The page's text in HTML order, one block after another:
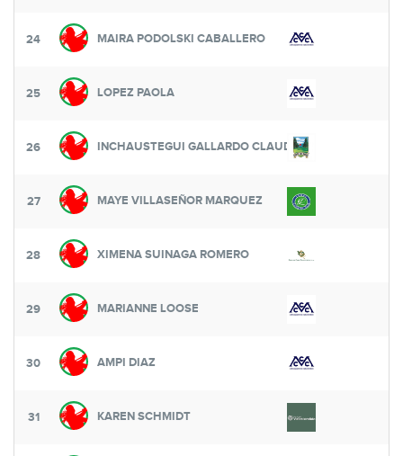
24 MAIRA PODOLSKI CABALLERO
25 LOPEZ PAOLA
26 INCHAUSTEGUI GALLARDO CLAUDIA
27 MAYE VILLASEÑOR MARQUEZ
28 XIMENA SUINAGA ROMERO
29 MARIANNE LOOSE
30 AMPI DIAZ
31 KAREN SCHMIDT